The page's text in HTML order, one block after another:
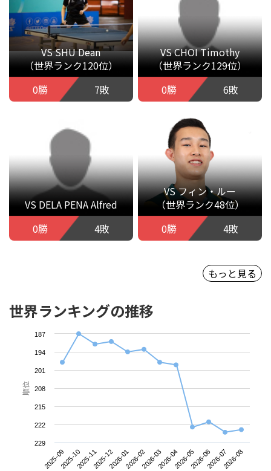
VS SHU Dean
（世界ランク120位）
0勝
7敗
VS CHOI Timothy
（世界ランク129位）
0勝
6敗
VS DELA PENA Alfred
0勝
4敗
VS フィン・ルー
（世界ランク48位）
0勝
4敗
もっと見る
世界ランキングの推移
順位
2025-092025-102025-112025-122026-012026-022026-032026-042026-052026-062026-072026-08
187
194
201
208
215
222
229